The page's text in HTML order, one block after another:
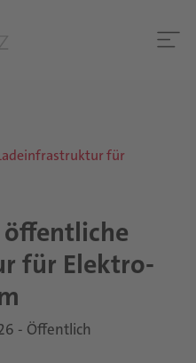
für
für Elek­tro­
- Öffentlich